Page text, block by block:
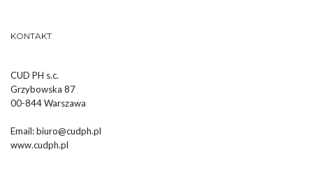
KONTAKT
CUD PH s.c.
Grzybowska 87
00-844 Warszawa
Email:biuro@cudph.pl
www.cudph.pl